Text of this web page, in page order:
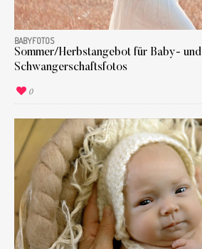
BABYFOTOS
Sommer/Herbstangebot für Baby- und
Schwangerschaftsfotos
0